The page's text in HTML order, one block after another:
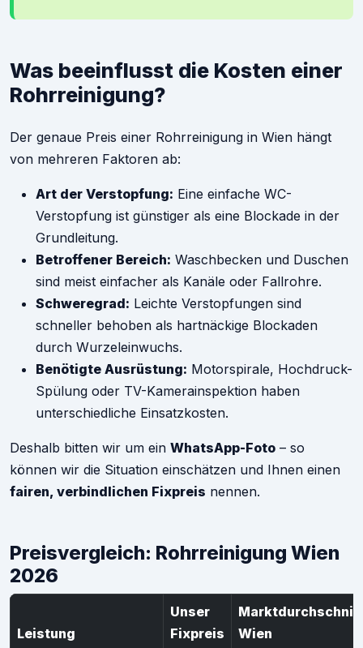
Was beeinflusst die Kosten einer
Rohrreinigung?
Der genaue Preis einer Rohrreinigung in Wien hängt
von mehreren Faktoren ab:
Art der Verstopfung: Eine einfache WC-
Verstopfung ist günstiger als eine Blockade in der
Grundleitung.
Betroffener Bereich: Waschbecken und Duschen
sind meist einfacher als Kanäle oder Fallrohre.
Schweregrad: Leichte Verstopfungen sind
schneller behoben als hartnäckige Blockaden
durch Wurzeleinwuchs.
Benötigte Ausrüstung: Motorspirale, Hochdruck-
Spülung oder TV-Kamerainspektion haben
unterschiedliche Einsatzkosten.
Deshalb bitten wir um ein WhatsApp-Foto – so
können wir die Situation einschätzen und Ihnen einen
fairen, verbindlichen Fixpreis nennen.
Preisvergleich: Rohrreinigung Wien
2026
Leistung
Unser
Fixpreis
Wien